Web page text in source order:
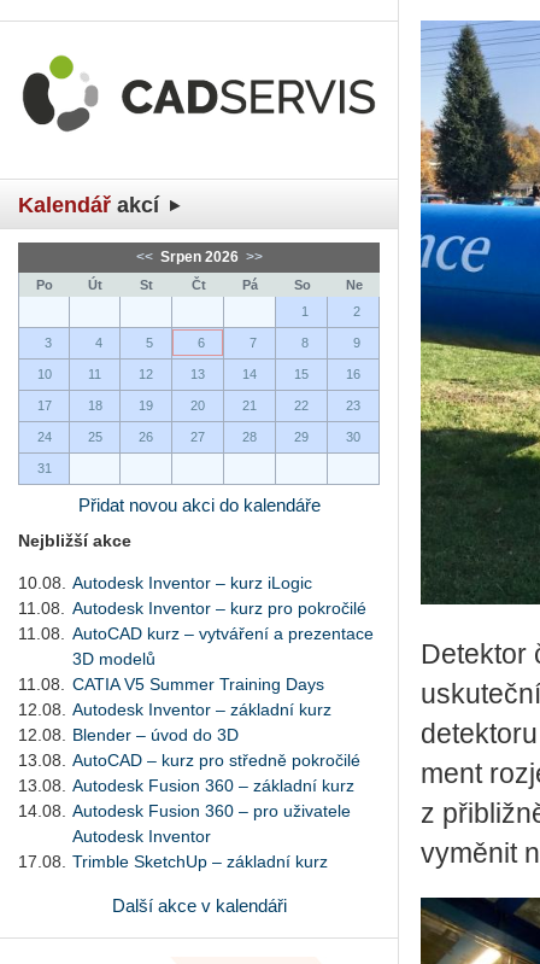
Kalendář akcí
<< Srpen 2026 >>
Po Út St Čt Pá So
Ne
1
2
3 4 5 6 7 8 9
10 11 12 13 14 15 16
17 18 19 20 21 22 23
24 25 26 27 28 29 30
31
Přidat novou akci do kalendáře
Nejbližší akce
10.08.
Autodesk Inventor – kurz iLogic
11.08.
Autodesk Inventor – kurz pro pokročilé
11.08.
AutoCAD kurz – vytváření a prezentace
3D modelů
11.08.
CATIA V5 Summer Training Days
12.08.
Autodesk Inventor – základní kurz
12.08.
Blender – úvod do 3D
13.08.
AutoCAD – kurz pro středně pokročilé
13.08.
Autodesk Fusion 360 – základní kurz
14.08.
Autodesk Fusion 360 – pro uživatele
Autodesk Inventor
17.08.
Trimble SketchUp – základní kurz
Další akce v kalendáři
De­tek­tor
ment
z
vy­mě­nit